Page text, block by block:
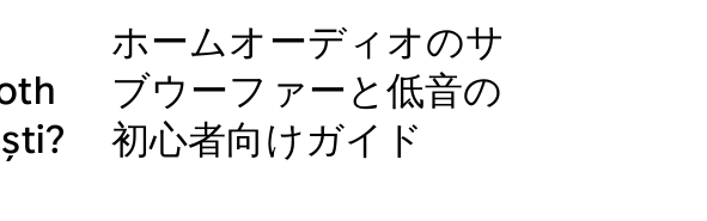
ホームオーディオのサ
ブウーファーと低音の
初心者向けガイド